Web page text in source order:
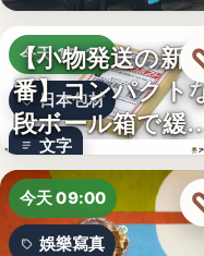
の男女兼…
今天 15:10
日本包材
文字
【小物発送の新
番】コンパクト
段ボール箱で緩
材の節約…
今天 09:00
娛樂寫真